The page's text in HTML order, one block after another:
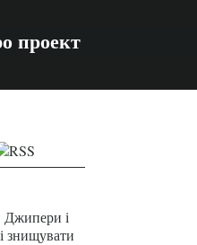
проект
Джипери і
знищувати